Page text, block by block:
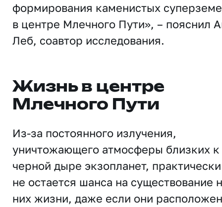
формирования каменистых
в центре Млечного Пути», – пояснил
Леб, соавтор исследования.
Жизнь в центре
Млечного Пути
Из-за постоянного излучения,
уничтожающего атмосферы близких к
черной дыре экзопланет, практически
не остается шанса на существование
них жизни, даже если они